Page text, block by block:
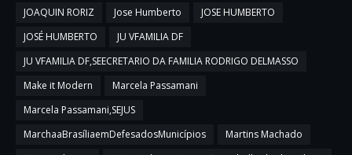
JOAQUIN RORIZ
Jose Humberto
JOSE HUMBERTO
JOSÉ HUMBERTO
JU VFAMILIA DF
JU VFAMILIA DF,SEECRETARIO DA FAMILIA RODRIGO DELMASSO
Make it Modern
Marcela Passamani
Marcela Passamani,SEJUS
MarchaaBrasíliaemDefesadosMunicípios
Martins Machado